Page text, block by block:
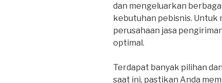
dan mengeluarkan
kebutuhan pebisnis. Untuk
perusahaan jasa
optimal.
Terdapat banyak pilihan
saat ini, pastikan Anda